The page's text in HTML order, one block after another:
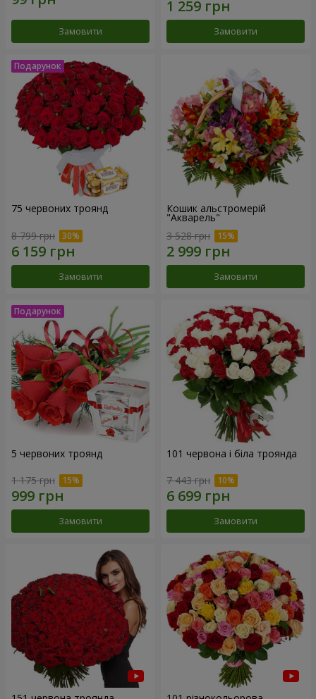
Замовити Замовити
75 червоних троянд
8 799 грн
Замовити
Кошик альстромерій
"Акварель"
3 528 грн
Замовити
5 червоних троянд
1 175 грн
Замовити
101 червона і біла троянда
7 443 грн
Замовити